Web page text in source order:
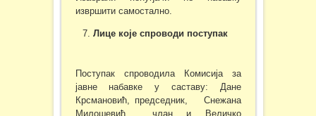
извршити самостално.
Лице које спроводи поступак
Поступак спроводила Комисија за
јавне набавке у саставу: Дане
Крсмановић, председник, Снежана
Милошевић члан и Величко